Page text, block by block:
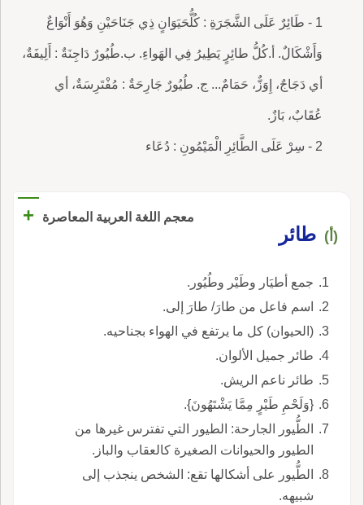
1 - طَائِرٌ عَلَى الشَّجَرَةِ : كُلُّحَيَوَانٍ ذِي جَنَاحَيْنِ وَهُوَ أَنْوَاعٌ
وَأَشْكَالٌ. أ.كُلُّ طائِرٍ يَطِيرُ فِي الهَواءِ. ب.طُيُورٌ دَاجِنَةٌ : أَلِيفَةٌ،
أي دَجَاجٌ، إِوَزٌّ، حَمَامٌ... ج. طُيُورٌ جَارِحَةٌ : مُفْتَرِسَةٌ، أي
عُقَابٌ، بَازٌ.
2 - سِرْ عَلَى الطَّائِرِ الْمَيْمُونِ : دُعَاء
معجم اللغة العربية المعاصرة +
(أ) طائر
جمع أطيَار وطَيْر وطُيُور.
اسم فاعل من طارَ/ طارَ إلى.
(الحيوان) كل ما يرتفع في الهواء بجناحيه.
طائر جميل الألوان.
طائر ناعم الريش.
{وَلَحْمِ طَيْرٍ مِمَّا يَشْتَهُونَ}.
الطُّيور الجارحة: الطيور التي تفترس غيرها من
الطيور والحيوانات الصغيرة كالعقاب والباز.
الطُّيور على أشكالها تقع: الشخص ينجذب إلى
شبيهه.